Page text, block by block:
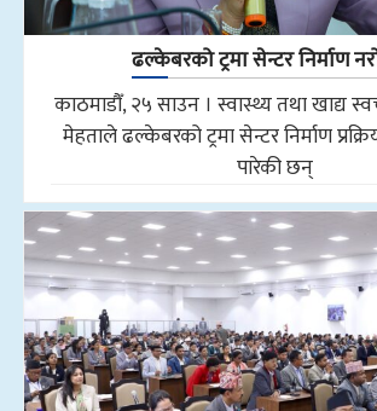
ढल्केबरको ट्रमा सेन्टर निर्माण
काठमाडौँ, २५ साउन । स्वास्थ्य तथा खाद्य
मेहताले ढल्केबरको ट्रमा सेन्टर निर्माण
पारेकी छन्